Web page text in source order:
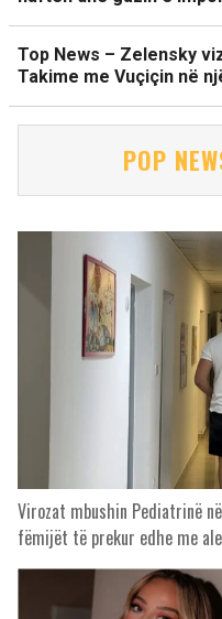
Top News – Zelensky
Takime me Vuçiçin në
POP
Virozat mbushin Pediatrinë
fëmijët të prekur edhe me